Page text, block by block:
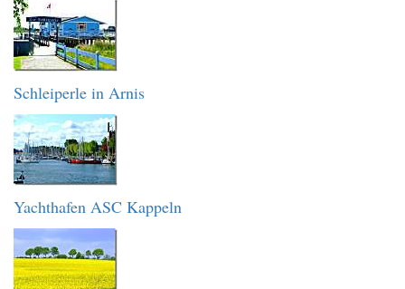
Schleiperle in Arnis
Yachthafen ASC Kappeln